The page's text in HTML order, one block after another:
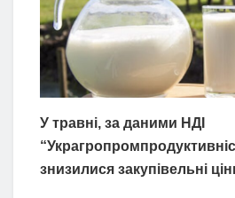
У травні, за даними НДІ
знизилися закупівельні